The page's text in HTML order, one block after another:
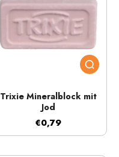
Trixie Mineralblock mit
Jod
€0,79